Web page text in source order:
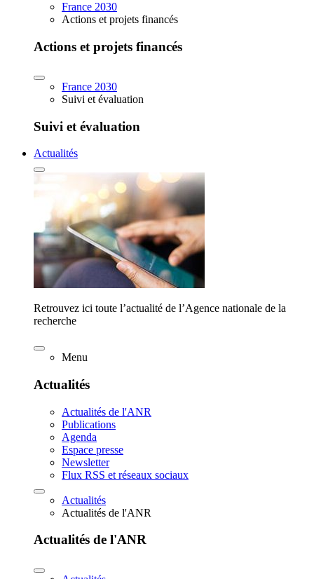
France 2030
Actions et projets financés
Actions et projets financés
France 2030
Suivi et évaluation
Suivi et évaluation
Actualités
Retrouvez ici toute l’actualité de l’Agence nationale de la
recherche
Menu
Actualités
Actualités de l'ANR
Publications
Agenda
Espace presse
Newsletter
Flux RSS et réseaux sociaux
Actualités
Actualités de l'ANR
Actualités de l'ANR